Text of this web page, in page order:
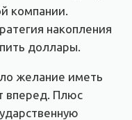
компании.
накопления
доллары.
желание иметь
вперед. Плюс